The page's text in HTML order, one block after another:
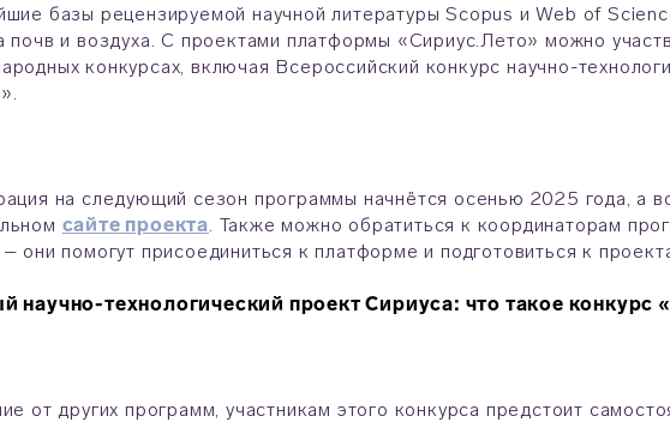
базы рецензируемой научной литературы Scopus и Web of
почв и воздуха. С проектами платформы «Сириус.Лето» можно
конкурсах, включая Всероссийский конкурс научно-
на следующий сезон программы начнётся осенью 2025 года, а
сайте проекта. Также можно обратиться к координаторам
они помогут присоединиться к платформе и подготовиться к
научно-технологический проект Сириуса: что такое
от других программ, участникам этого конкурса предстоит